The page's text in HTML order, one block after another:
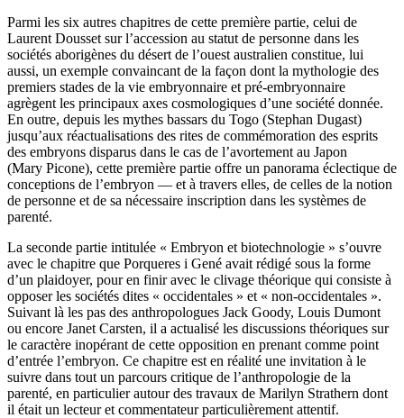
Parmi les six autres chapitres de cette première partie, celui de
Laurent Dousset sur l’accession au statut de personne dans les
sociétés aborigènes du désert de l’ouest australien constitue, lui
aussi, un exemple convaincant de la façon dont la mythologie des
premiers stades de la vie embryonnaire et pré-embryonnaire
agrègent les principaux axes cosmologiques d’une société donnée.
En outre, depuis les mythes bassars du Togo (Stephan Dugast)
jusqu’aux réactualisations des rites de commémoration des esprits
des embryons disparus dans le cas de l’avortement au Japon
(Mary Picone), cette première partie offre un panorama éclectique de
conceptions de l’embryon — et à travers elles, de celles de la notion
de personne et de sa nécessaire inscription dans les systèmes de
parenté.
La seconde partie intitulée « Embryon et biotechnologie » s’ouvre
avec le chapitre que Porqueres i Gené avait rédigé sous la forme
d’un plaidoyer, pour en finir avec le clivage théorique qui consiste à
opposer les sociétés dites « occidentales » et « non-occidentales ».
Suivant là les pas des anthropologues Jack Goody, Louis Dumont
ou encore Janet Carsten, il a actualisé les discussions théoriques sur
le caractère inopérant de cette opposition en prenant comme point
d’entrée l’embryon. Ce chapitre est en réalité une invitation à le
suivre dans tout un parcours critique de l’anthropologie de la
parenté, en particulier autour des travaux de Marilyn Strathern dont
il était un lecteur et commentateur particulièrement attentif.